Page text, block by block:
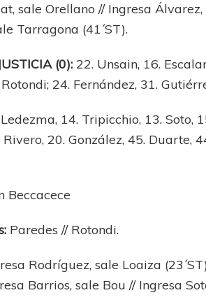
sale Orellano // Ingresa
Tarragona (41´ST).
(0): 22. Unsain, 16.
24. Fernández, 31.
Ledezma, 14. Tripicchio, 13. Soto,
20. González, 45. Duarte,
Beccacece
Paredes // Rotondi.
Rodríguez, sale Loaiza
Barrios, sale Bou // Ingresa
el
FÚTBOL FEMENINO
LIGA DE LA COSTA
Las campeonas festejaron ante su